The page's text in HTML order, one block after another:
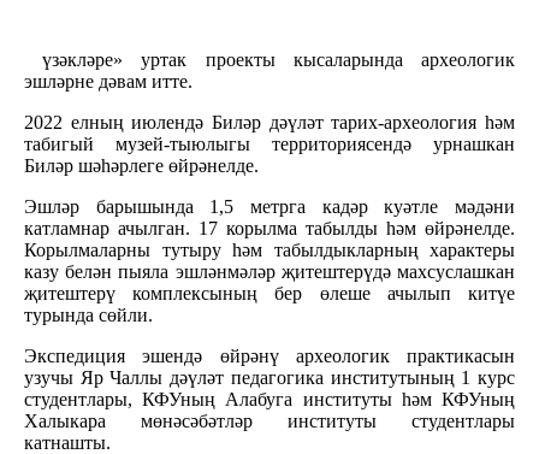
үзәкләре» уртак проекты кысаларында археологик
эшләрне дәвам итте.
2022 елның июлендә Биләр дәүләт тарих-археология һәм
табигый музей-тыюлыгы территориясендә урнашкан
Биләр шәһәрлеге өйрәнелде.
Эшләр барышында 1,5 метрга кадәр куәтле мәдәни
катламнар ачылган. 17 корылма табылды һәм өйрәнелде.
Корылмаларны тутыру һәм табылдыкларның характеры
казу белән пыяла эшләнмәләр җитештерүдә махсуслашкан
җитештерү комплексының бер өлеше ачылып китүе
турында сөйли.
Экспедиция эшендә өйрәнү археологик практикасын
узучы Яр Чаллы дәүләт педагогика институтының 1 курс
студентлары, КФУның Алабуга институты һәм КФУның
Халыкара мөнәсәбәтләр институты студентлары
катнашты.